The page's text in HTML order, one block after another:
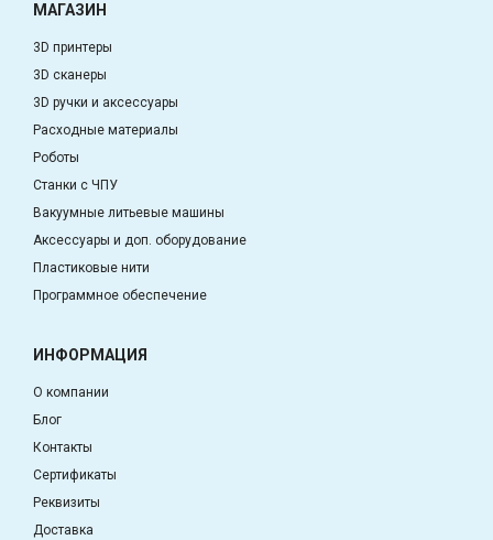
МАГАЗИН
3D принтеры
3D сканеры
3D ручки и аксессуары
Расходные материалы
Роботы
Станки с ЧПУ
Вакуумные литьевые машины
Аксессуары и доп. оборудование
Пластиковые нити
Программное обеспечение
ИНФОРМАЦИЯ
О компании
Блог
Контакты
Сертификаты
Реквизиты
Доставка